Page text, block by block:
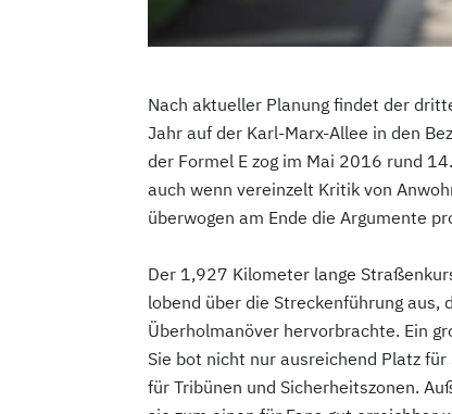
Nach aktueller Planung findet der
Jahr auf der Karl-Marx-Allee in den
der Formel E zog im Mai 2016 rund
auch wenn vereinzelt Kritik von
überwogen am Ende die Argumente
Der 1,927 Kilometer lange
lobend über die Streckenführung aus,
Überholmanöver hervorbrachte. Ein
Sie bot nicht nur ausreichend Platz
für Tribünen und Sicherheitszonen.